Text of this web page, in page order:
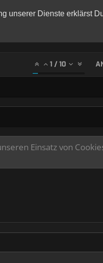
unserer Dienste erklärst
1 / 10
Einsatz von